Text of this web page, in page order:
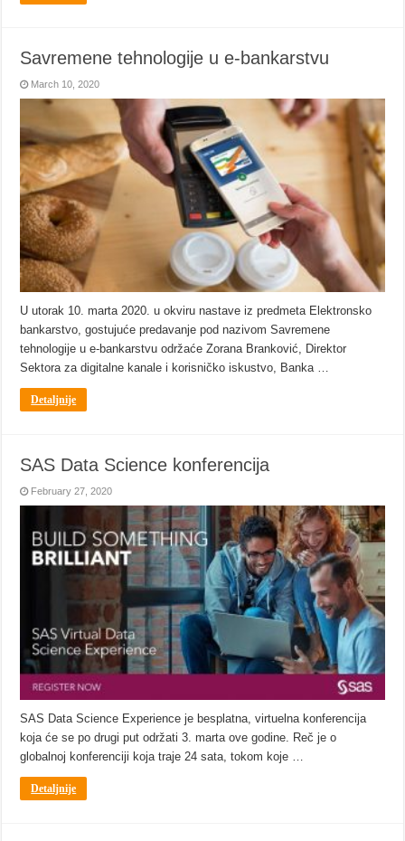
Savremene tehnologije u e-bankarstvu
March 10, 2020
U utorak 10. marta 2020. u okviru nastave iz predmeta Elektronsko
bankarstvo, gostujuće predavanje pod nazivom Savremene
tehnologije u e-bankarstvu održaće Zorana Branković, Direktor
Sektora za digitalne kanale i korisničko iskustvo, Banka …
Detaljnije
SAS Data Science konferencija
February 27, 2020
SAS Data Science Experience je besplatna, virtuelna konferencija
koja će se po drugi put održati 3. marta ove godine. Reč je o
globalnoj konferenciji koja traje 24 sata, tokom koje …
Detaljnije